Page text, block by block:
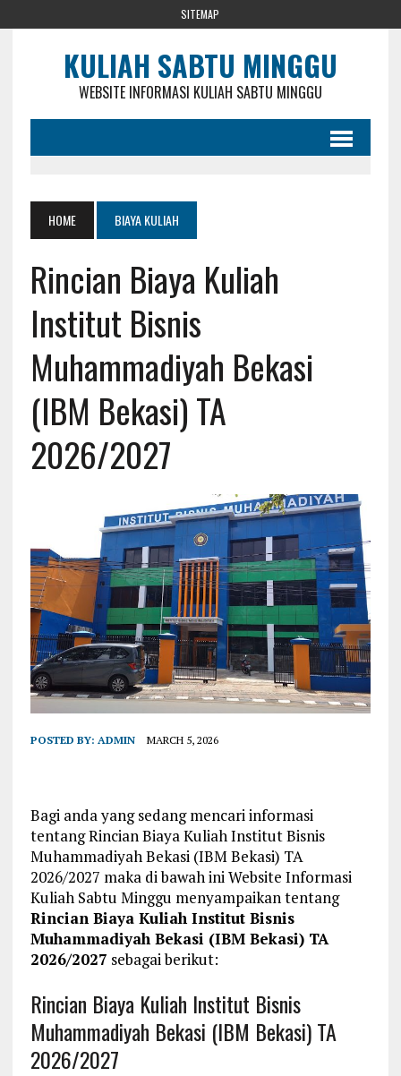
SITEMAP
KULIAH SABTU MINGGU
WEBSITE INFORMASI KULIAH SABTU MINGGU
HOME BIAYA KULIAH
Rincian Biaya Kuliah
Institut Bisnis
Muhammadiyah Bekasi
(IBM Bekasi) TA
2026/2027
POSTED BY: ADMIN MARCH 5, 2026
Bagi anda yang sedang mencari informasi
tentang Rincian Biaya Kuliah Institut Bisnis
Muhammadiyah Bekasi (IBM Bekasi) TA
2026/2027 maka di bawah ini Website Informasi
Kuliah Sabtu Minggu menyampaikan tentang
Rincian Biaya Kuliah Institut Bisnis
Muhammadiyah Bekasi (IBM Bekasi) TA
2026/2027 sebagai berikut:
Rincian Biaya Kuliah Institut Bisnis
Muhammadiyah Bekasi (IBM Bekasi) TA
2026/2027